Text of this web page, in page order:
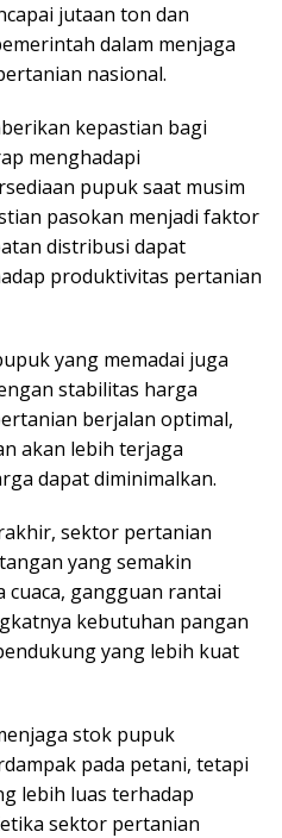
jutaan ton dan
dalam menjaga
nasional.
kepastian bagi
menghadapi
pupuk saat musim
pasokan menjadi faktor
distribusi dapat
produktivitas pertanian
yang memadai juga
stabilitas harga
berjalan optimal,
akan lebih terjaga
dapat diminimalkan.
sektor pertanian
yang semakin
cuaca, gangguan rantai
kebutuhan pangan
yang lebih kuat
stok pupuk
pada petani, tetapi
lebih luas terhadap
sektor pertanian